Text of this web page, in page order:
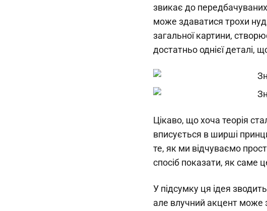
звикає до
може здаватися трохи
загальної картини,
достатньо однієї деталі,
Цікаво, що хоча теорія
вписується в ширші
те, як ми відчуваємо
спосіб показати, як саме
У підсумку ця ідея
але влучний акцент може